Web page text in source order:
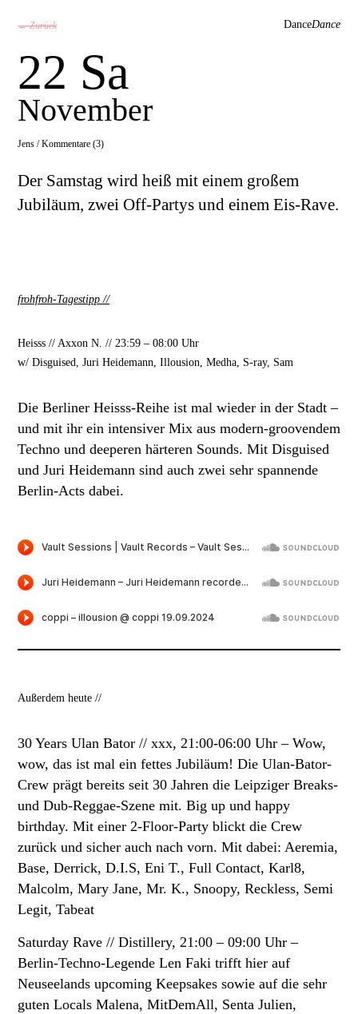
← Zurück DanceDance
22 Sa
November
Jens /Kommentare (3)
Der Samstag wird heiß mit einem großem
Jubiläum, zwei Off-Partys und einem Eis-Rave.
frohfroh-Tagestipp //
Heisss // Axxon N. // 23:59 – 08:00 Uhr
w/ Disguised, Juri Heidemann, Illousion, Medha, S-ray, Sam
Die Berliner Heisss-Reihe ist mal wieder in der Stadt –
und mit ihr ein intensiver Mix aus modern-groovendem
Techno und deeperen härteren Sounds. Mit Disguised
und Juri Heidemann sind auch zwei sehr spannende
Berlin-Acts dabei.
Außerdem heute //
30 Years Ulan Bator // xxx, 21:00-06:00 Uhr –Wow,
wow, das ist mal ein fettes Jubiläum! Die Ulan-Bator-
Crew prägt bereits seit 30 Jahren die Leipziger Breaks-
und Dub-Reggae-Szene mit. Big up und happy
birthday. Mit einer 2-Floor-Party blickt die Crew
zurück und sicher auch nach vorn. Mit dabei: Aeremia,
Base, Derrick, D.I.S, Eni T., Full Contact, Karl8,
Malcolm, Mary Jane, Mr. K., Snoopy, Reckless, Semi
Legit, Tabeat
Saturday Rave // Distillery, 21:00 – 09:00 Uhr –
Berlin-Techno-Legende Len Faki trifft hier auf
Neuseelands upcoming Keepsakes sowie auf die sehr
guten Locals Malena, MitDemAll, Senta Julien,